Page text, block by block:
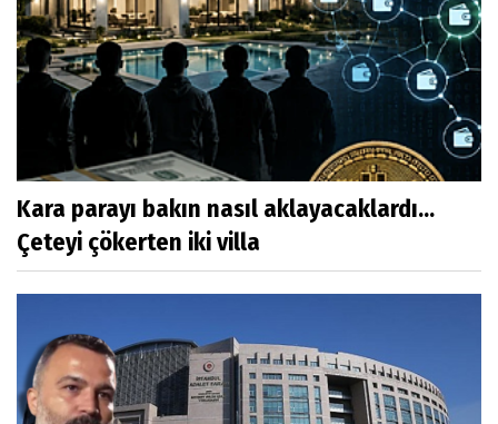
Kara parayı bakın nasıl aklayacaklardı...
Çeteyi çökerten iki villa